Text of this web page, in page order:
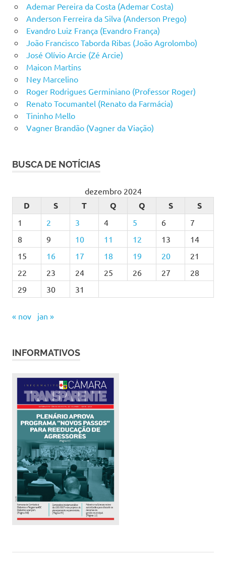
Ademar Pereira da Costa (Ademar Costa)
Anderson Ferreira da Silva (Anderson Prego)
Evandro Luiz França (Evandro França)
João Francisco Taborda Ribas (João Agrolombo)
José Olívio Arcie (Zé Arcie)
Maicon Martins
Ney Marcelino
Roger Rodrigues Germiniano (Professor Roger)
Renato Tocumantel (Renato da Farmácia)
Tininho Mello
Vagner Brandão (Vagner da Viação)
BUSCA DE NOTÍCIAS
dezembro 2024
D S T Q Q S S
1 2 3 4 5 6
7
8
9 10 11 12 13
14
15
16 17 18 19 20
21
22
23 24 25 26 27
28
29
30 31
« nov jan »
INFORMATIVOS